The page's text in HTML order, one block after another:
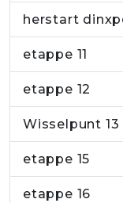
herstart
etappe 11
etappe 12
Wisselpunt 13
etappe 15
etappe 16